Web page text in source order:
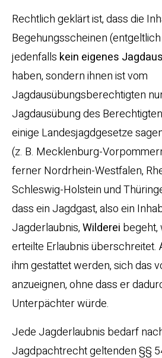
Rechtlich geklärt ist, dass die
Begehungsscheinen
jedenfalls kein eigenes
haben, sondern ihnen ist vom
Jagdausübungsberechtigten
Jagdausübung des
einige Landesjagdgesetze
(z. B. Mecklenburg-
ferner Nordrhein-Westfalen,
Schleswig-Holstein und
dass ein Jagdgast, also ein
Jagderlaubnis,Wilderei begeht,
erteilte Erlaubnis überschreitet.
ihm gestattet werden, sich das
anzueignen, ohne dass er
Unterpächter würde.
Jede Jagderlaubnis bedarf
Jagdpachtrecht geltenden §§